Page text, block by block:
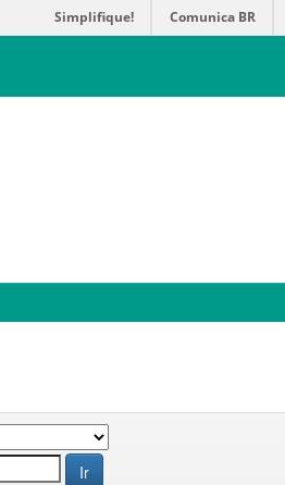
Simplifique! Comunica BR